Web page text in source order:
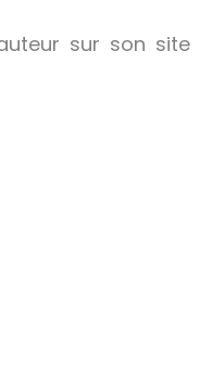
sur son site